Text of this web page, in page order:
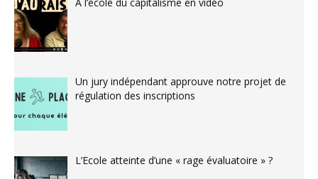
Un jury indépendant approuve notre projet de
régulation des inscriptions
L’Ecole atteinte d’une « rage évaluatoire » ?